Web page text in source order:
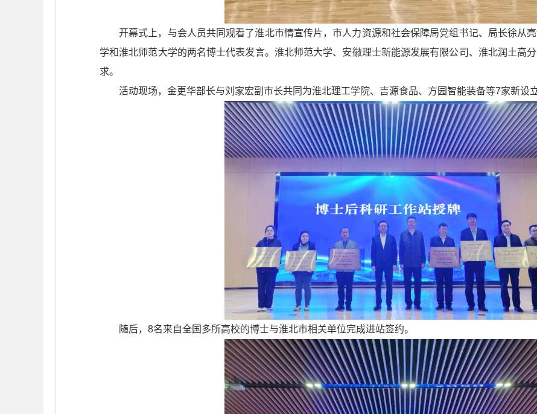
开幕式上，与会人员共同观看了淮北市情宣传片，市人力资源和社会保障局党组书记、局长徐从
学和淮北师范大学的两名博士代表发言。淮北师范大学、安徽理士新能源发展有限公司、淮北润土高
求。
活动现场，金更华部长与刘家宏副市长共同为淮北理工学院、吉源食品、方园智能装备等7家新设
随后，8名来自全国多所高校的博士与淮北市相关单位完成进站签约。